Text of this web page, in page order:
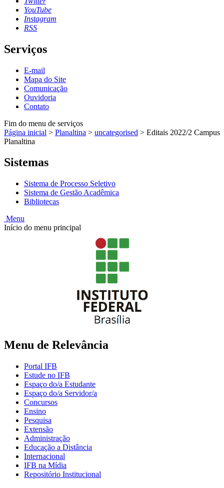
YouTube
Instagram
RSS
Serviços
E-mail
Mapa do Site
Comunicação
Ouvidoria
Contato
Fim do menu de serviços
Página inicial > Planaltina > uncategorised > Editais 2022/2 Campus
Planaltina
Sistemas
Sistema de Processo Seletivo
Sistema de Gestão Acadêmica
Bibliotecas
Menu
Início do menu principal
Menu de Relevância
Portal IFB
Estude no IFB
Espaço do/a Estudante
Espaço do/a Servidor/a
Concursos
Ensino
Pesquisa
Extensão
Administração
Educação a Distância
Internacional
IFB na Mídia
Repositório Institucional